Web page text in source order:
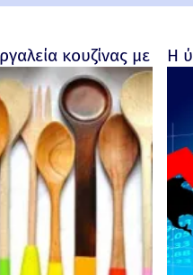
κουζίνας με Η